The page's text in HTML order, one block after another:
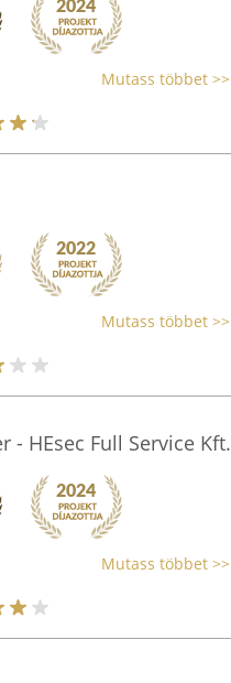
Mutass többet >>
Mutass többet >>
- HEsec Full Service Kft.
Mutass többet >>